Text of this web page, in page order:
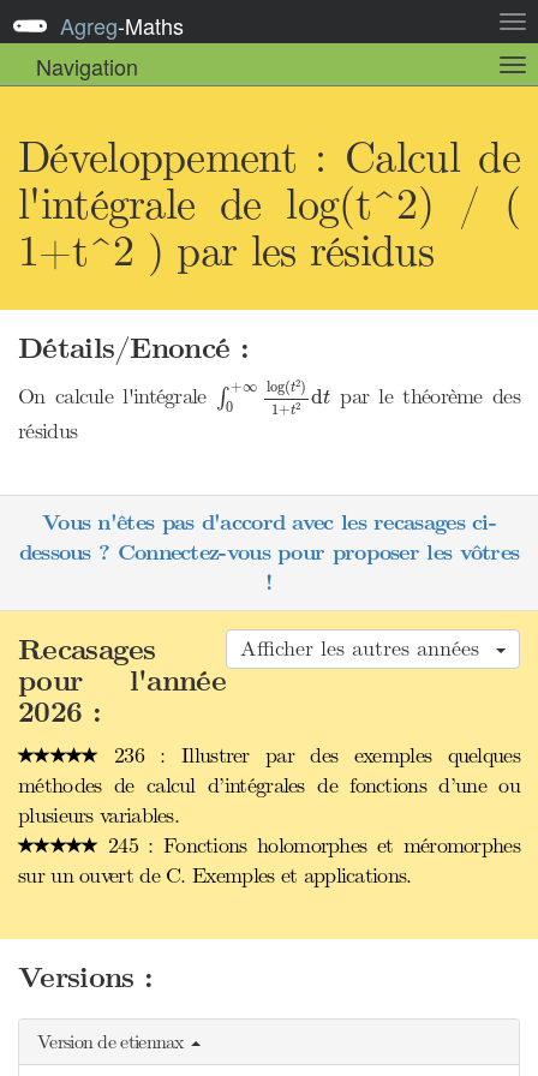
la
Agreg-Maths
Navigation
la
Développement : Calcul de
l'intégrale de log(t^2) / (
1+t^2 ) par les résidus
Détails/Enoncé :
On calcule l'intégrale ∫ +∞
0
log(t2)
1+t2 dt
+∞ log(t
par le théorème des
résidus
Vous n'êtes pas d'accord avec les recasages ci-
dessous ? Connectez-vous pour proposer les vôtres
!
Afficher les autres années
Recasages
pour l'année
2026 :
236 : Illustrer par des exemples quelques
méthodes de calcul d’intégrales de fonctions d’une ou
plusieurs variables.
245 : Fonctions holomorphes et méromorphes
sur un ouvert de C. Exemples et applications.
Versions :
Version de etiennax